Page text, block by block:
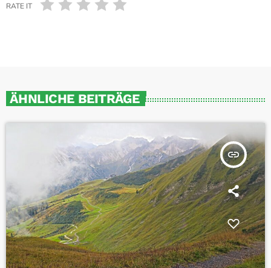
RATE IT
ÄHNLICHE BEITRÄGE
insert_link